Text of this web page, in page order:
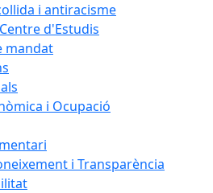
i antiracisme
d'Estudis
mandat
i Ocupació
i Transparència